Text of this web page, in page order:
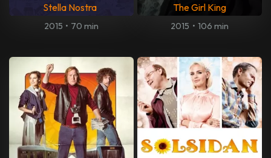
Stella Nostra
2015 • 70 min
The Girl King
2015 • 106 min